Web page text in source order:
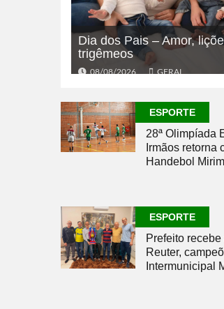
Dia dos Pais – Amor,
trigêmeos
08/08/2026 GERAL
ESPORTE
28ª Olimpíada
Irmãos retorna
Handebol Mirim
ESPORTE
Prefeito
Reuter,
Intermunicipal